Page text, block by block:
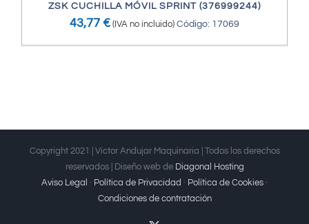
ZSK CUCHILLA MÓVIL SPRINT (376999244)
43,77 € (IVA no incluido) Código: 17069
Copyright 2021 | Victor Andujar Maquinaria | Todos los derechos
reservados | Diseño web de Diagonal Hosting
Aviso Legal · Política de Privacidad · Política de Cookies ·
Condiciones de contratación